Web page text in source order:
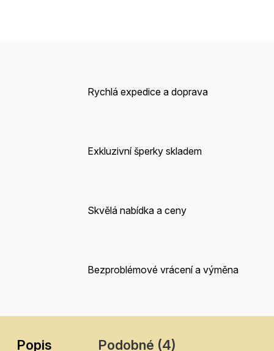
Rychlá expedice a doprava
Exkluzivní šperky skladem
Skvělá nabídka a ceny
Bezproblémové vrácení a výměna
Popis Podobné (4)